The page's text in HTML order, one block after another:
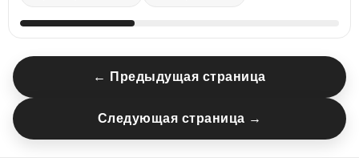
← Предыдущая страница
Следующая страница →